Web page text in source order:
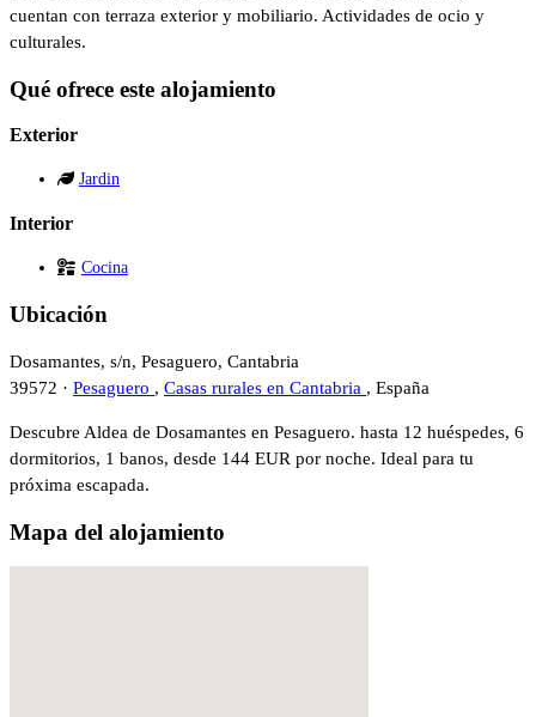
cuentan con terraza exterior y mobiliario. Actividades de ocio y
culturales.
Qué ofrece este alojamiento
Exterior
Jardin
Interior
Cocina
Ubicación
Dosamantes, s/n, Pesaguero, Cantabria
39572 · Pesaguero , Casas rurales en Cantabria , España
Descubre Aldea de Dosamantes en Pesaguero. hasta 12 huéspedes, 6
dormitorios, 1 banos, desde 144 EUR por noche. Ideal para tu
próxima escapada.
Mapa del alojamiento